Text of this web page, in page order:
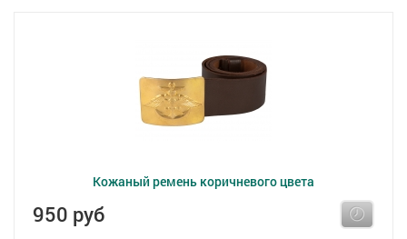
Кожаный ремень коричневого цвета
950 руб